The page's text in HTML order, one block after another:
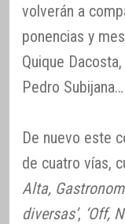
volverán a
ponencias y
Quique
Pedro Subijana…
De nuevo este
de cuatro vías,
Alta,
diversas’, ‘Off,